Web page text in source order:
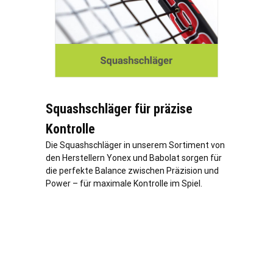
Squashschläger für präzise
Kontrolle
Die Squashschläger in unserem Sortiment von
den Herstellern Yonex und Babolat sorgen für
die perfekte Balance zwischen Präzision und
Power – für maximale Kontrolle im Spiel.